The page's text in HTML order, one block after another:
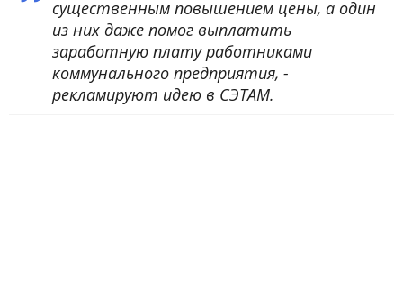
существенным повышением цены, а один
из них даже помог выплатить
заработную плату работниками
коммунального предприятия, -
рекламируют идею в СЭТАМ.